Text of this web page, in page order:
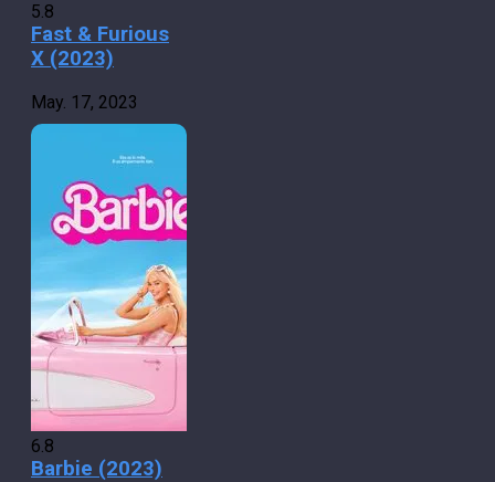
5.8
Fast & Furious
X (2023)
May. 17, 2023
6.8
Barbie (2023)